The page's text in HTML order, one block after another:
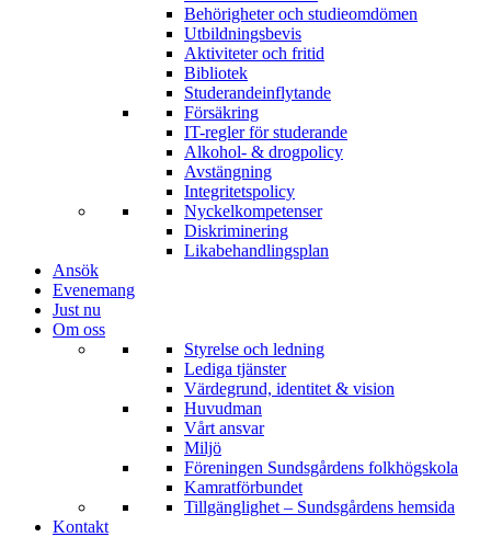
Behörigheter och studieomdömen
Utbildningsbevis
Aktiviteter och fritid
Bibliotek
Studerandeinflytande
Försäkring
IT-regler för studerande
Alkohol- & drogpolicy
Avstängning
Integritetspolicy
Nyckelkompetenser
Diskriminering
Likabehandlingsplan
Ansök
Evenemang
Just nu
Om oss
Styrelse och ledning
Lediga tjänster
Värdegrund, identitet & vision
Huvudman
Vårt ansvar
Miljö
Föreningen Sundsgårdens folkhögskola
Kamratförbundet
Tillgänglighet – Sundsgårdens hemsida
Kontakt